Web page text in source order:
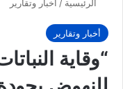
الرئيسية / أخبار وتقارير
أخبار وتقارير
“وقاية